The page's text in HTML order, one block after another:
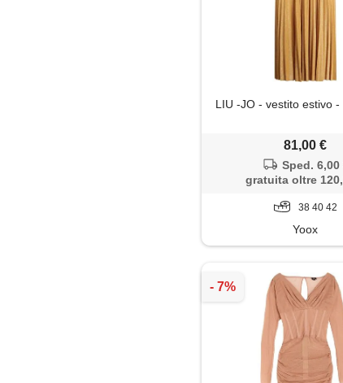
LIU -JO - vestito estivo -
81,00 €
Sped. 6,00
gratuita oltre
38 40 42
Yoox